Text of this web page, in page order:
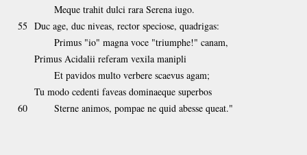
Meque trahit dulci rara Serena iugo.
55 Duc age, duc niveas, rector speciose, quadrigas:
Primus "io" magna voce "triumphe!" canam,
Primus Acidalii referam vexila manipli
Et pavidos multo verbere scaevus agam;
Tu modo cedenti faveas dominaeque superbos
60
Sterne animos, pompae ne quid abesse queat."